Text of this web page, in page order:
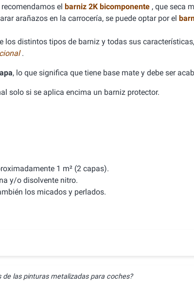
el barniz 2K bicomponente , que seca
arañazos en la carrocería, se puede optar por el
los distintos tipos de barniz y todas sus
.
, lo que significa que tiene base mate y debe ser
solo si se aplica encima un barniz protector.
1 m² (2 capas).
y/o disolvente nitro.
los micados y perlados.
las pinturas metalizadas para coches?